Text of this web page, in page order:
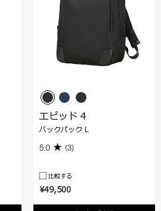
¥49,500
エピッド 4
バックパック L
5.0 (3)
比較する